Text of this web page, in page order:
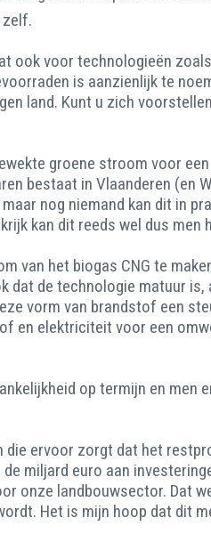
ook voor technologieën
is aanzienlijk te
land. Kunt u zich
groene stroom voor
bestaat in Vlaanderen
nog niemand kan dit in
kan dit reeds wel dus
van het biogas CNG te
dat de technologie matuur
vorm van brandstof een
en elektriciteit voor een
op termijn en
die ervoor zorgt dat het
miljard euro aan
onze landbouwsector. Dat
Het is mijn hoop dat dit